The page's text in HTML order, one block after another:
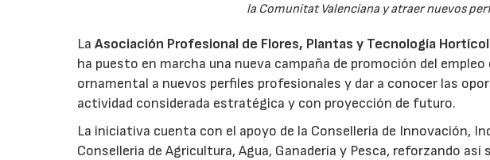
la Comunitat Valenciana y atraer nuevos
LaAsociación Profesional de Flores, Plantas y Tecnología
ha puesto en marcha una nueva campaña de promoción del
ornamental a nuevos perfiles profesionales y dar a conocer las
actividad considerada estratégica y con proyección de futuro.
La iniciativa cuenta con el apoyo de la Conselleria de Innovación,
Conselleria de Agricultura, Agua, Ganadería y Pesca, reforzando